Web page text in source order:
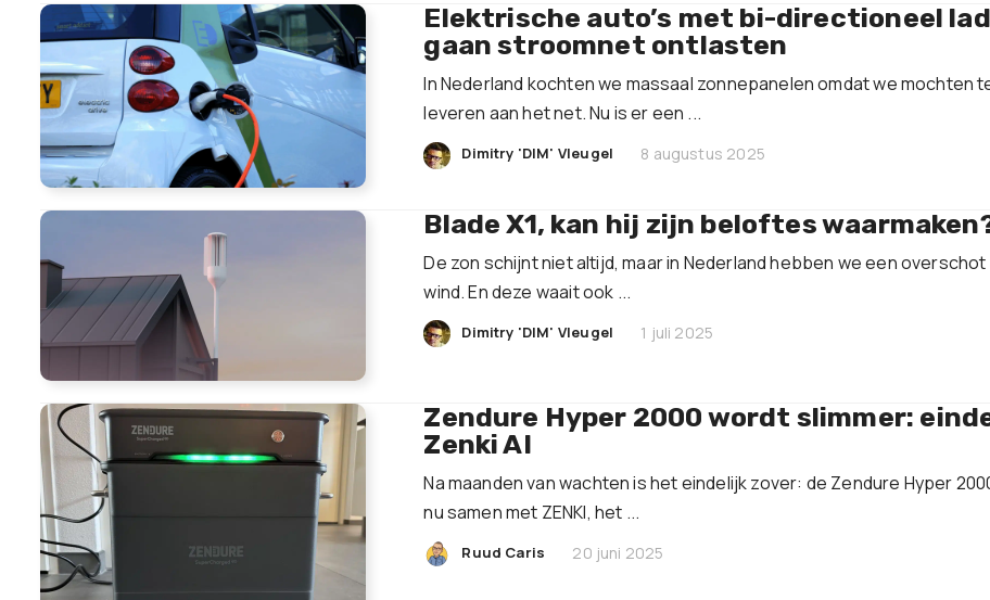
Elektrische auto’s met bi-directioneel
gaan stroomnet ontlasten
In Nederland kochten we massaal zonnepanelen omdat we mochten
leveren aan het net. Nu is er een ...
Dimitry 'DIM' Vleugel 8 augustus 2025
Blade X1, kan hij zijn beloftes
De zon schijnt niet altijd, maar in Nederland hebben we een overschot
wind. En deze waait ook ...
Dimitry 'DIM' Vleugel 1 juli 2025
Zendure Hyper 2000 wordt slimmer:
Zenki AI
Na maanden van wachten is het eindelijk zover: de Zendure Hyper
nu samen met ZENKI, het ...
Ruud Caris 20 juni 2025